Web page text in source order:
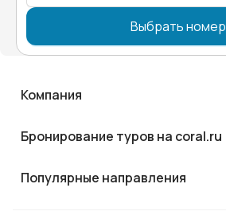
Выбрать номер
Компания
Бронирование туров на coral.ru
Популярные направления